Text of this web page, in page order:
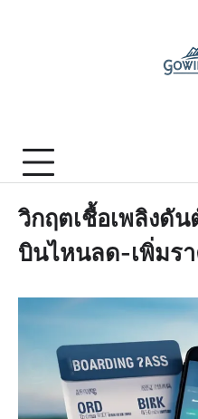
วิกฤตเชื้อเพลิงดั
บินไหนลด-เพิ่มร